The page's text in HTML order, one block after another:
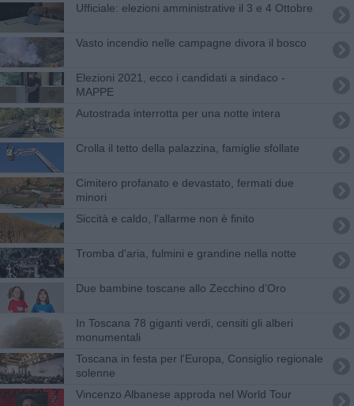
Ufficiale: elezioni amministrative il 3 e 4 Ottobre
Vasto incendio nelle campagne divora il bosco
Elezioni 2021, ecco i candidati a sindaco -
MAPPE
Autostrada interrotta per una notte intera
Crolla il tetto della palazzina, famiglie sfollate
Cimitero profanato e devastato, fermati due
minori
Siccità e caldo, l'allarme non è finito
Tromba d'aria, fulmini e grandine nella notte
​Due bambine toscane allo Zecchino d’Oro
In Toscana 78 giganti verdi, censiti gli alberi
monumentali
Toscana in festa per l'Europa, Consiglio regionale
solenne
Vincenzo Albanese approda nel World Tour